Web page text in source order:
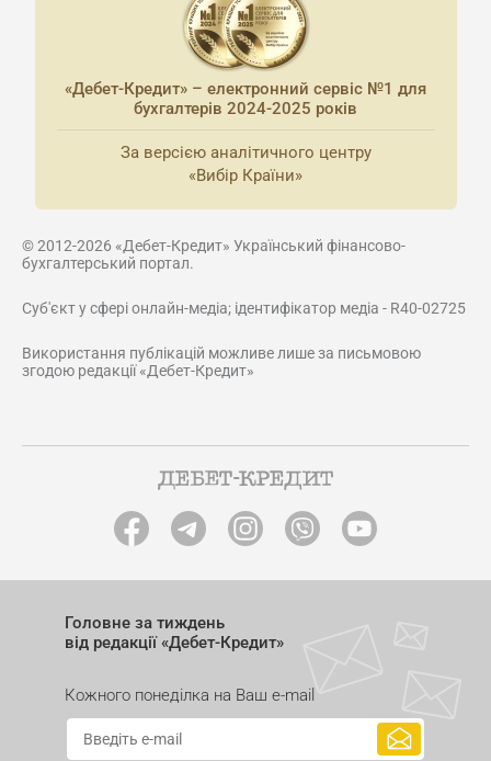
«Дебет-Кредит» – електронний сервіс №1 для
бухгалтерів 2024-2025 років
За версією аналітичного центру
«Вибір Країни»
© 2012-2026 «Дебет-Кредит» Український фінансово-
бухгалтерський портал.
Суб'єкт у сфері онлайн-медіа; ідентифікатор медіа - R40-02725
Використання публікацій можливе лише за письмовою
згодою редакції «Дебет-Кредит»
Головне за тиждень
від редакції «Дебет-Кредит»
Кожного понеділка на Ваш e-mail